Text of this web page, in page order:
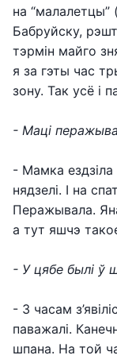
на “малалетцы”
Бабруйску,
тэрмін майго
я за гэты час
зону. Так усё і
- Маці
- Мамка
нядзелі. І на
Перажывала.
а тут яшчэ
- У цябе былі ў
- З часам
паважалі.
шпана. На той